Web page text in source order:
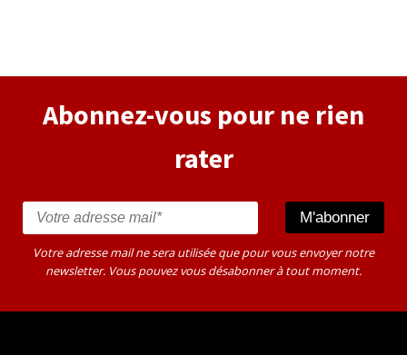
Abonnez-vous pour ne rien
rater
Votre adresse mail ne sera utilisée que pour vous envoyer notre
newsletter. Vous pouvez vous désabonner à tout moment.